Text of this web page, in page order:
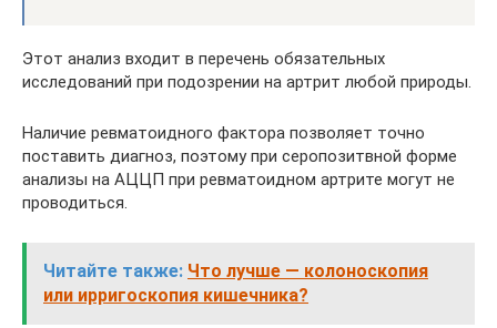
Этот анализ входит в перечень обязательных
исследований при подозрении на артрит любой природы.
Наличие ревматоидного фактора позволяет точно
поставить диагноз, поэтому при серопозитвной форме
анализы на АЦЦП при ревматоидном артрите могут не
проводиться.
Читайте также: Что лучше — колоноскопия
или ирригоскопия кишечника?